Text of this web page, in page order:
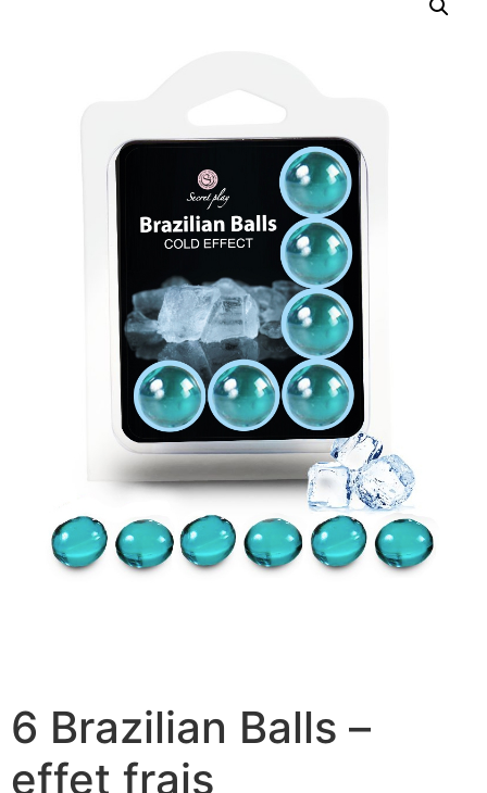
6 Brazilian Balls –
effet frais